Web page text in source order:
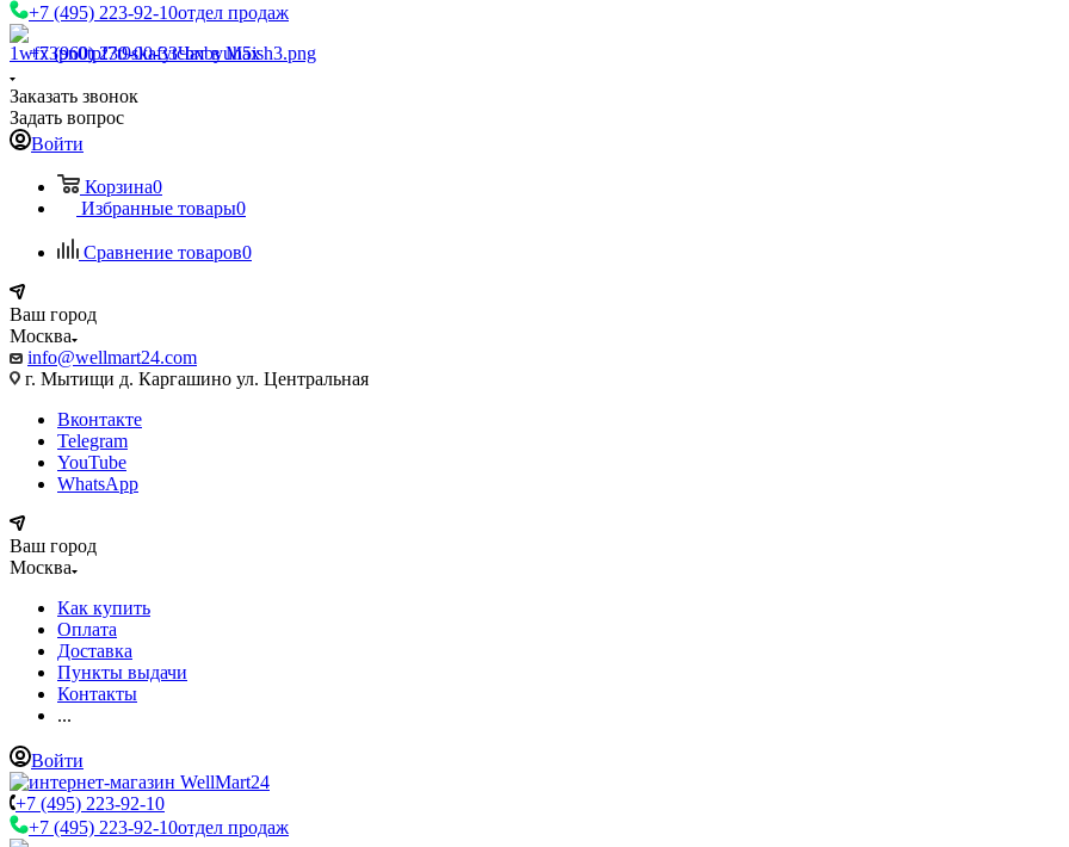
+7 (495) 223-92-10отдел продаж
+7 (960) 230-00-33Чат в Max
Заказать звонок
Задать вопрос
Войти
Корзина0
Избранные товары0
Сравнение товаров0
Ваш город
Москва
info@wellmart24.com
г. Мытищи д. Каргашино ул. Центральная
Вконтакте
Telegram
YouTube
WhatsApp
Ваш город
Москва
Как купить
Оплата
Доставка
Пункты выдачи
Контакты
...
Войти
+7 (495) 223-92-10
+7 (495) 223-92-10отдел продаж